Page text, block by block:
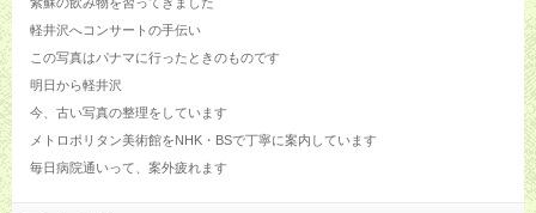
軽井沢へコンサートの手伝い
この写真はパナマに行ったときのものです
明日から軽井沢
今、古い写真の整理をしています
メトロポリタン美術館をNHK・BSで丁寧に案内しています
毎日病院通いって、案外疲れます